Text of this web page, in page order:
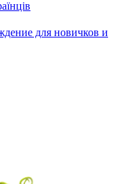
для новичков и